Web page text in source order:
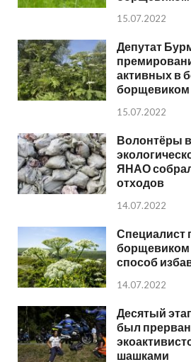
15.07.2022
Депутат
активных в
борщевиком
15.07.2022
Волонтёры
ЯНАО
отходов
14.07.2022
Специалист
борщевиком
способ
14.07.2022
Десятый
был прерван
шашками